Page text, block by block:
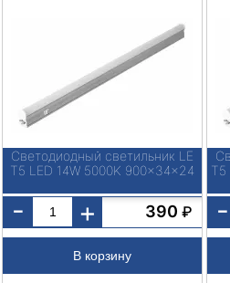
Светодиодный светильник LE
T5 LED 14W 5000K 900x34x24
- + 390 ₽
T5
-